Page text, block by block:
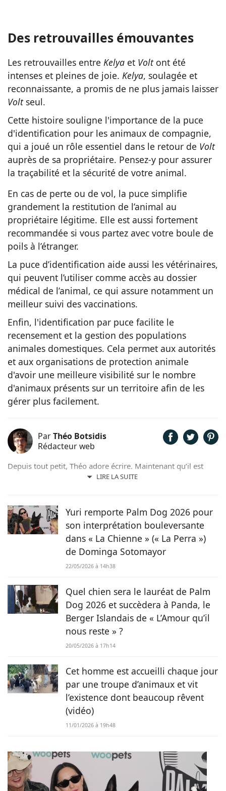
Des retrouvailles émouvantes
Les retrouvailles entre Kelya et Volt ont été
intenses et pleines de joie. Kelya, soulagée et
reconnaissante, a promis de ne plus jamais laisser
Volt seul.
Cette histoire souligne l'importance de la puce
d'identification pour les animaux de compagnie,
qui a joué un rôle essentiel dans le retour de Volt
auprès de sa propriétaire. Pensez-y pour assurer
la traçabilité et la sécurité de votre animal.
En cas de perte ou de vol, la puce simplifie
grandement la restitution de l’animal au
propriétaire légitime. Elle est aussi fortement
recommandée si vous partez avec votre boule de
poils à l’étranger.
La puce d’identification aide aussi les vétérinaires,
qui peuvent l’utiliser comme accès au dossier
médical de l’animal, ce qui assure notamment un
meilleur suivi des vaccinations.
Enfin, l'identification par puce facilite le
recensement et la gestion des populations
animales domestiques. Cela permet aux autorités
et aux organisations de protection animale
d'avoir une meilleure visibilité sur le nombre
d'animaux présents sur un territoire afin de les
gérer plus facilement.
ParThéo Botsidis
Rédacteur web
LIRE LA SUITE
Depuis tout petit, Théo adore écrire. Maintenant qu’il est
rédacteur web, il partage avec plaisir ce qu’il découvre sur le
Yuri remporte Palm Dog 2026 pour
son interprétation bouleversante
dans « La Chienne » (« La Perra »)
de Dominga Sotomayor
22/05/2026 à 14h38
Quel chien sera le lauréat de Palm
Dog 2026 et succèdera à Panda, le
Berger Islandais de « L’Amour qu’il
nous reste » ?
20/05/2026 à 17h14
Cet homme est accueilli chaque jour
par une troupe d’animaux et vit
l’existence dont beaucoup rêvent
(vidéo)
11/01/2026 à 19h48